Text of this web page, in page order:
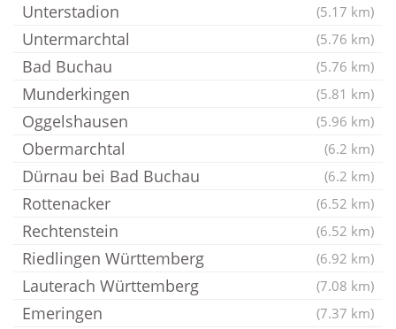
Unterstadion (5.17 km)
Untermarchtal (5.76 km)
Bad Buchau (5.76 km)
Munderkingen (5.81 km)
Oggelshausen (5.96 km)
Obermarchtal (6.2 km)
Dürnau bei Bad Buchau (6.2 km)
Rottenacker (6.52 km)
Rechtenstein (6.52 km)
Riedlingen Württemberg (6.92 km)
Lauterach Württemberg (7.08 km)
Emeringen (7.37 km)